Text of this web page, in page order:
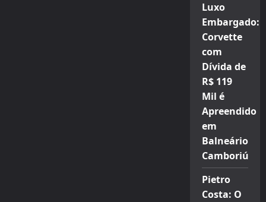
Luxo
Embargado:
Corvette
com
Dívida de
R$ 119
Mil é
Apreendido
em
Balneário
Camboriú
Pietro
Costa: O